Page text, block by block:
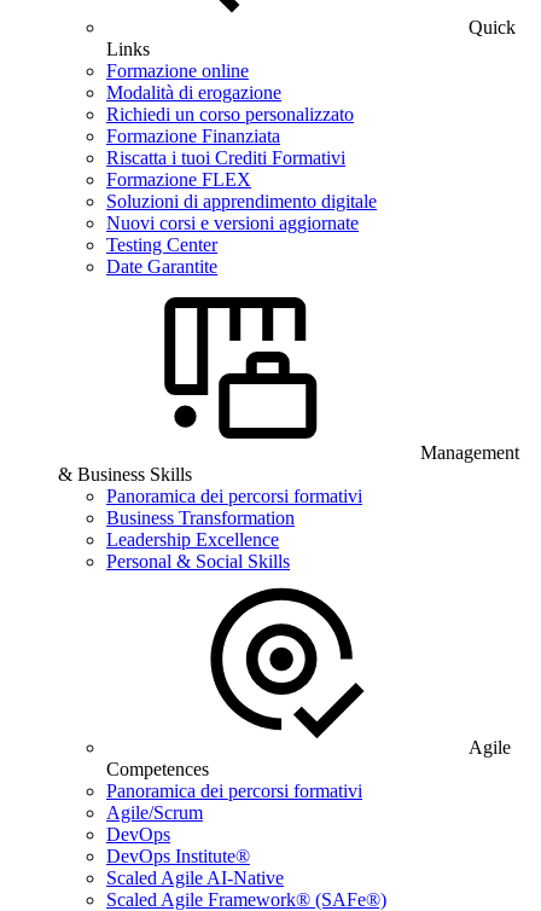
Quick
Links
Formazione online
Modalità di erogazione
Richiedi un corso personalizzato
Formazione Finanziata
Riscatta i tuoi Crediti Formativi
Formazione FLEX
Soluzioni di apprendimento digitale
Nuovi corsi e versioni aggiornate
Testing Center
Date Garantite
Management
& Business Skills
Panoramica dei percorsi formativi
Business Transformation
Leadership Excellence
Personal & Social Skills
Agile
Competences
Panoramica dei percorsi formativi
Agile/Scrum
DevOps
DevOps Institute®
Scaled Agile AI-Native
Scaled Agile Framework® (SAFe®)